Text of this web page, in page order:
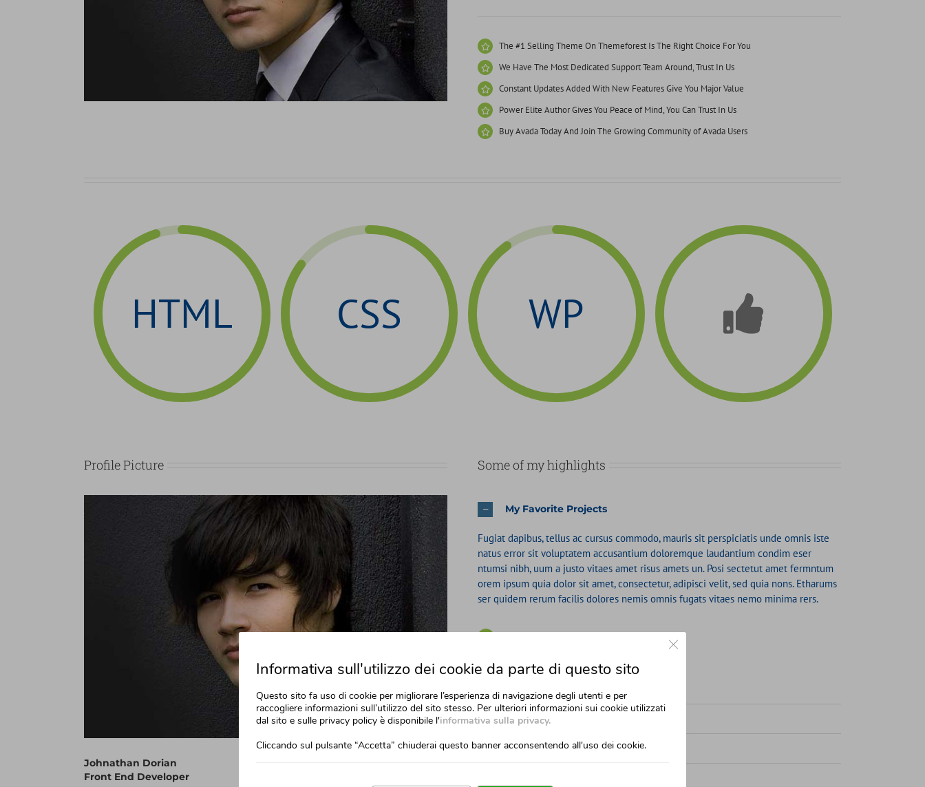
The #1 Selling Theme On Themeforest Is The Right Choice For You
We Have The Most Dedicated Support Team Around, Trust In Us
Constant Updates Added With New Features Give You Major Value
Power Elite Author Gives You Peace of Mind, You Can Trust In Us
Buy Avada Today And Join The Growing Community of Avada Users
HTML CSS WP
Profile Picture
Johnathan Dorian
Front End Developer
Some of my highlights
My Favorite Projects
Fugiat dapibus, tellus ac cursus commodo, mauris sit perspiciatis unde omnis iste
natus error sit voluptatem accusantium doloremque laudantium condim eser
ntumsi nibh, uum a justo vitaes amet risus amets un. Posi sectetut amet fermntum
orem ipsum quia dolor sit amet, consectetur, adipisci velit, sed quia nons. Etharums
ser quidem rerum facilis dolores nemis omnis fugats vitaes nemo minima rers.
Fully responsive so content looks great
The Highest Accomplishment
My Work Process
Informativa sull'utilizzo dei cookie da parte di questo sito
Questo sito fa uso di cookie per migliorare l’esperienza di navigazione degli utenti e per
raccogliere informazioni sull’utilizzo del sito stesso. Per ulteriori informazioni sui cookie utilizzati
dal sito e sulle privacy policy è disponibile l'informativa sulla privacy.
Cliccando sul pulsante “Accetta” chiuderai questo banner acconsentendo all'uso dei cookie.
Close GDPR Cookie Banner